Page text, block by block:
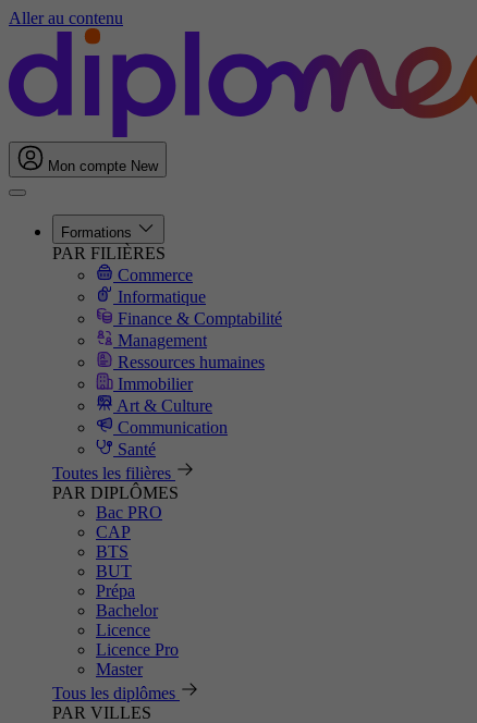
Aller au contenu
Mon compte New
Formations
PAR FILIÈRES
Commerce
Informatique
Finance & Comptabilité
Management
Ressources humaines
Immobilier
Art & Culture
Communication
Santé
Toutes les filières
PAR DIPLÔMES
Bac PRO
CAP
BTS
BUT
Prépa
Bachelor
Licence
Licence Pro
Master
Tous les diplômes
PAR VILLES